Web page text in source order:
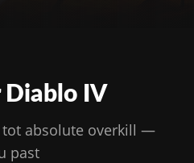
Diablo IV
tot absolute overkill —
past